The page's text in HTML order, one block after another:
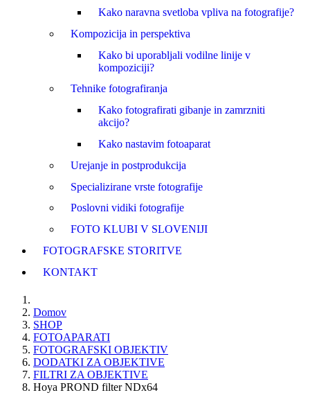
Kako naravna svetloba vpliva na fotografije?
Kompozicija in perspektiva
Kako bi uporabljali vodilne linije v
kompoziciji?
Tehnike fotografiranja
Kako fotografirati gibanje in zamrzniti
akcijo?
Kako nastavim fotoaparat
Urejanje in postprodukcija
Specializirane vrste fotografije
Poslovni vidiki fotografije
FOTO KLUBI V SLOVENIJI
FOTOGRAFSKE STORITVE
KONTAKT
Domov
SHOP
FOTOAPARATI
FOTOGRAFSKI OBJEKTIV
DODATKI ZA OBJEKTIVE
FILTRI ZA OBJEKTIVE
Hoya PROND filter NDx64